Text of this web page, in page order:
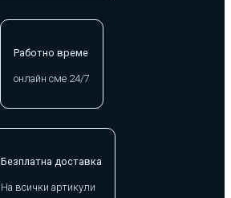
Работно време
онлайн сме 24/7
Безплатна доставка
На всички артикули